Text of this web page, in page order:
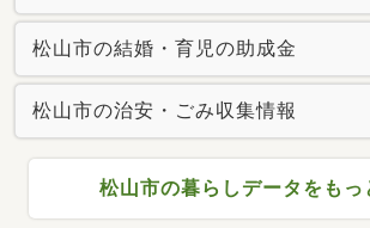
松山市の結婚・育児の助成金
松山市の治安・ごみ収集情報
松山市の暮らしデータをもっ